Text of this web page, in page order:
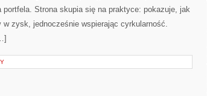
Strona skupia się na praktyce: pokazuje, jak
zysk, jednocześnie wspierając cyrkularność.